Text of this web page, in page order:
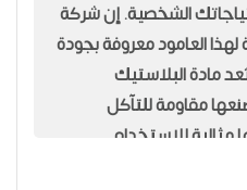
الشخصية. إن شركة
لهذا العامود معروفة بجودة
مادة البلاستيك
مقاومة للتآكل
مثالية للاستخدام